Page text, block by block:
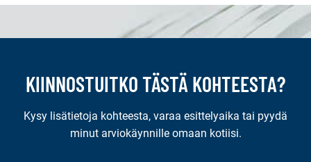
KIINNOSTUITKO TÄSTÄ KOHTEESTA?
Kysy lisätietoja kohteesta, varaa esittelyaika tai pyydä
minut arviokäynnille omaan kotiisi.